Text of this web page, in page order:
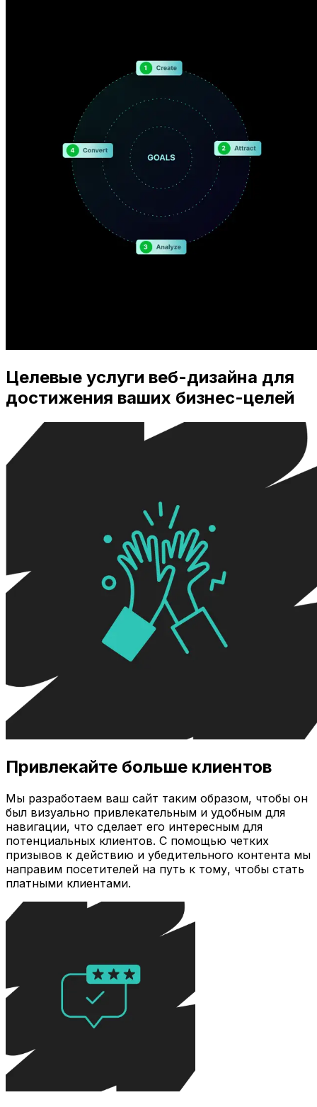
Целевые услуги веб-дизайна для
достижения ваших бизнес-целей
Привлекайте больше клиентов
Мы разработаем ваш сайт таким образом, чтобы он
был визуально привлекательным и удобным для
навигации, что сделает его интересным для
потенциальных клиентов. С помощью четких
призывов к действию и убедительного контента мы
направим посетителей на путь к тому, чтобы стать
платными клиентами.